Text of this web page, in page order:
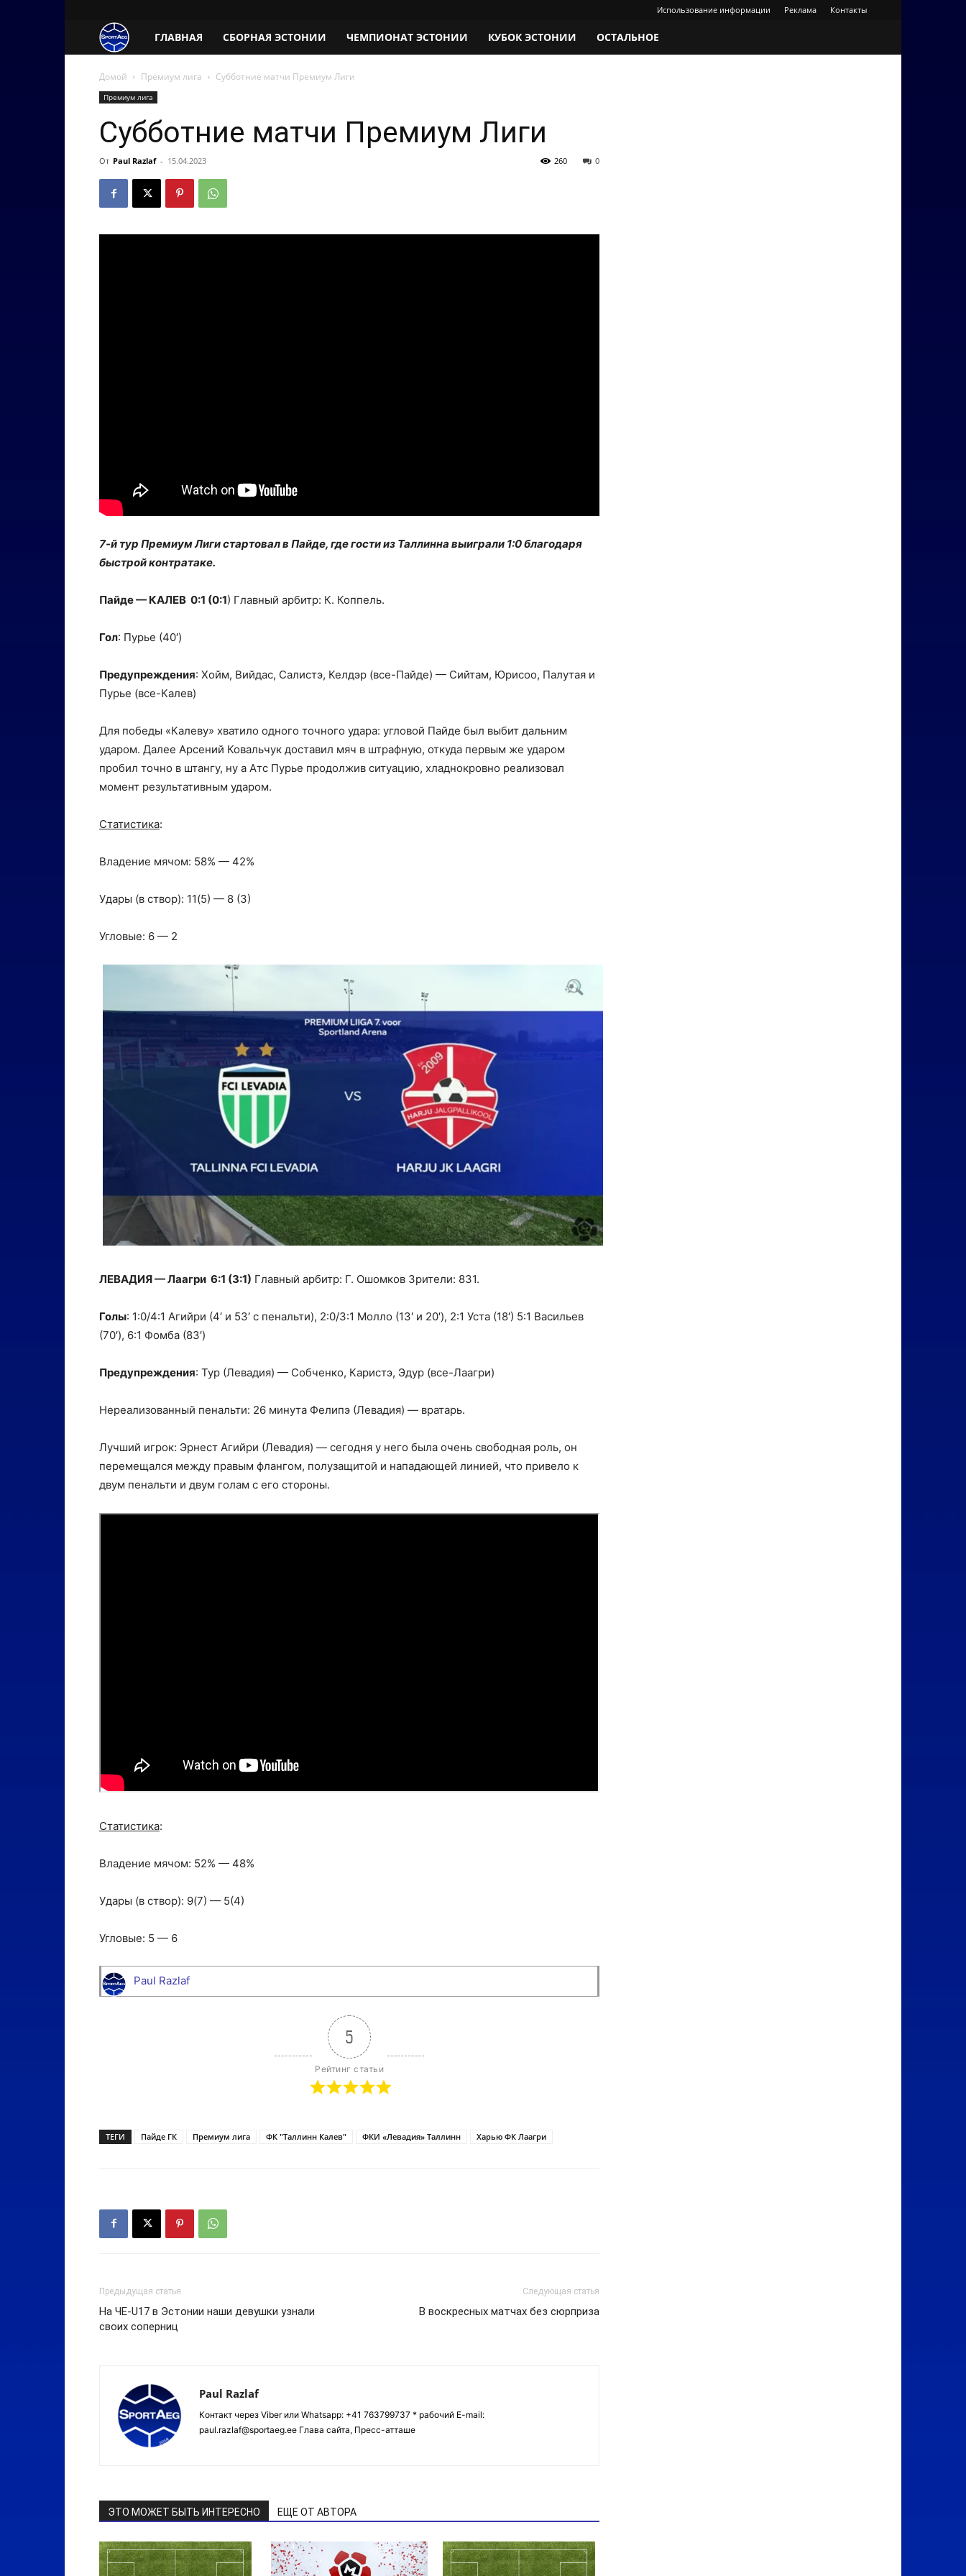
Использование информации Реклама Контакты
SportAeg.EE
ГЛАВНАЯ СБОРНАЯ ЭСТОНИИ ЧЕМПИОНАТ ЭСТОНИИ КУБОК ЭСТОНИИ ОСТАЛЬНОЕ
Домой Премиум лига Субботние матчи Премиум Лиги
Премиум лига
Субботние матчи Премиум Лиги
От Paul Razlaf - 15.04.2023 0
260
7-й тур Премиум Лиги стартовал в Пайде, где гости из Таллинна выиграли 1:0 благодаря
быстрой контратаке.
Пайде — КАЛЕВ 0:1 (0:1) Главный арбитр: К. Коппель.
Гол: Пурье (40′)
Предупреждения: Хойм, Вийдас, Салистэ, Келдэр (все-Пайде) — Сийтам, Юрисоо, Палутая и
Пурье (все-Калев)
Для победы «Калеву» хватило одного точного удара: угловой Пайде был выбит дальним
ударом. Далее Арсений Ковальчук доставил мяч в штрафную, откуда первым же ударом
пробил точно в штангу, ну а Атс Пурье продолжив ситуацию, хладнокровно реализовал
момент результативным ударом.
Статистика:
Владение мячом: 58% — 42%
Удары (в створ): 11(5) — 8 (3)
Угловые: 6 — 2
ЛЕВАДИЯ — Лаагри 6:1 (3:1) Главный арбитр: Г. Ошомков Зрители: 831.
Голы: 1:0/4:1 Агийри (4′ и 53′ с пенальти), 2:0/3:1 Молло (13′ и 20′), 2:1 Уста (18′) 5:1 Васильев
(70′), 6:1 Фомба (83′)
Предупреждения: Тур (Левадия) — Собченко, Каристэ, Эдур (все-Лаагри)
Нереализованный пенальти: 26 минута Фелипэ (Левадия) — вратарь.
Лучший игрок: Эрнест Агийри (Левадия) — сегодня у него была очень свободная роль, он
перемещался между правым флангом, полузащитой и нападающей линией, что привело к
двум пенальти и двум голам с его стороны.
Статистика:
Владение мячом: 52% — 48%
Удары (в створ): 9(7) — 5(4)
Угловые: 5 — 6
Paul Razlaf
5
Рейтинг статьи
ТЕГИ Пайде ГК Премиум лига ФК "Таллинн Калев" ФКИ «Левадия» Таллинн Харью ФК Лаагри
Предыдущая статья
На ЧЕ-U17 в Эстонии наши девушки узнали
своих соперниц
Следующая статья
В воскресных матчах без сюрприза
Paul Razlaf
Контакт через Viber или Whatsapp: +41 763799737 * рабочий E-mail:
paul.razlaf@sportaeg.ee Глава сайта, Пресс-атташе
ЭТО МОЖЕТ БЫТЬ ИНТЕРЕСНО ЕЩЕ ОТ АВТОРА